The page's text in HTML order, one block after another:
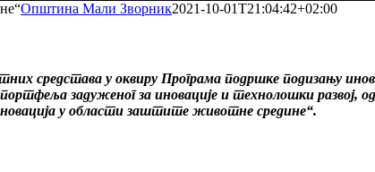
Општина Мали Зворник2021-10-01T21:04:42+02:00
средстава у оквиру Програма подршке подизању
задуженог за иновације и технолошки развој,
у области заштите животне средине“.